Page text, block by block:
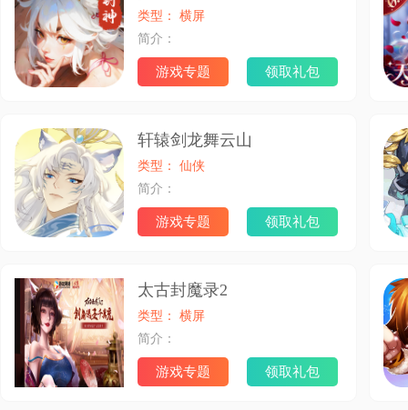
类型： 横屏
简介：
游戏专题 领取礼包
轩辕剑龙舞云山
类型： 仙侠
简介：
游戏专题 领取礼包
太古封魔录2
类型： 横屏
简介：
游戏专题 领取礼包